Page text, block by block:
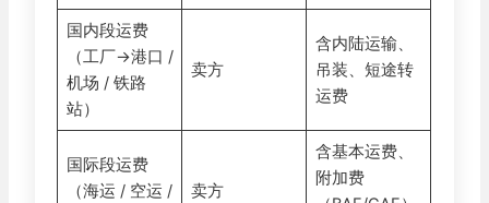
国内段运费
（工厂→港口 /
机场 / 铁路
站）
卖方
含内陆运输、
吊装、短途转
运费
国际段运费
（海运 / 空运 /
卖方
含基本运费、
附加费